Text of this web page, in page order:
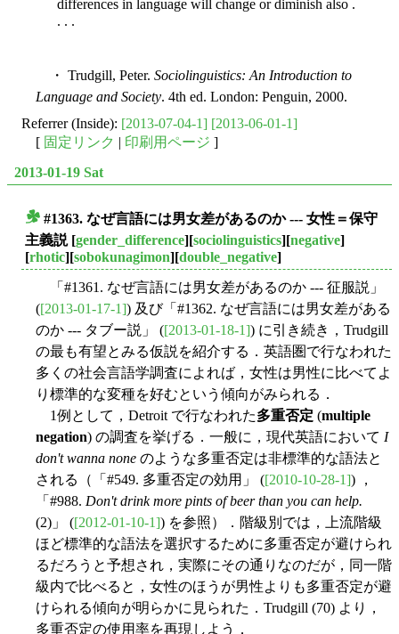
differences in language will change or diminish also .
. . .
・ Trudgill, Peter. Sociolinguistics: An Introduction to
Language and Society. 4th ed. London: Penguin, 2000.
Referrer (Inside): [2013-07-04-1] [2013-06-01-1]
[ 固定リンク | 印刷用ページ ]
2013-01-19 Sat
#1363. なぜ言語には男女差があるのか --- 女性＝保守
主義説[gender_difference][sociolinguistics][negative]
[rhotic][sobokunagimon][double_negative]
「#1361. なぜ言語には男女差があるのか --- 征服説」
([2013-01-17-1]) 及び「#1362. なぜ言語には男女差がある
のか --- タブー説」 ([2013-01-18-1]) に引き続き，Trudgill
の最も有望とみる仮説を紹介する．英語圏で行なわれた
多くの社会言語学調査によれば，女性は男性に比べてよ
り標準的な変種を好むという傾向がみられる．
1例として，Detroit で行なわれた多重否定 (multiple
negation) の調査を挙げる．一般に，現代英語において I
don't wanna none のような多重否定は非標準的な語法と
される（「#549. 多重否定の効用」 ([2010-10-28-1]) ，
「#988. Don't drink more pints of beer than you can help.
(2)」 ([2012-01-10-1]) を参照）．階級別では，上流階級
ほど標準的な語法を選択するために多重否定が避けられ
るだろうと予想され，実際にその通りなのだが，同一階
級内で比べると，女性のほうが男性よりも多重否定が避
けられる傾向が明らかに見られた．Trudgill (70) より，
多重否定の使用率を再現しよう．